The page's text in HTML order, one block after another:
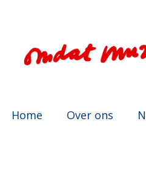
Home Over ons